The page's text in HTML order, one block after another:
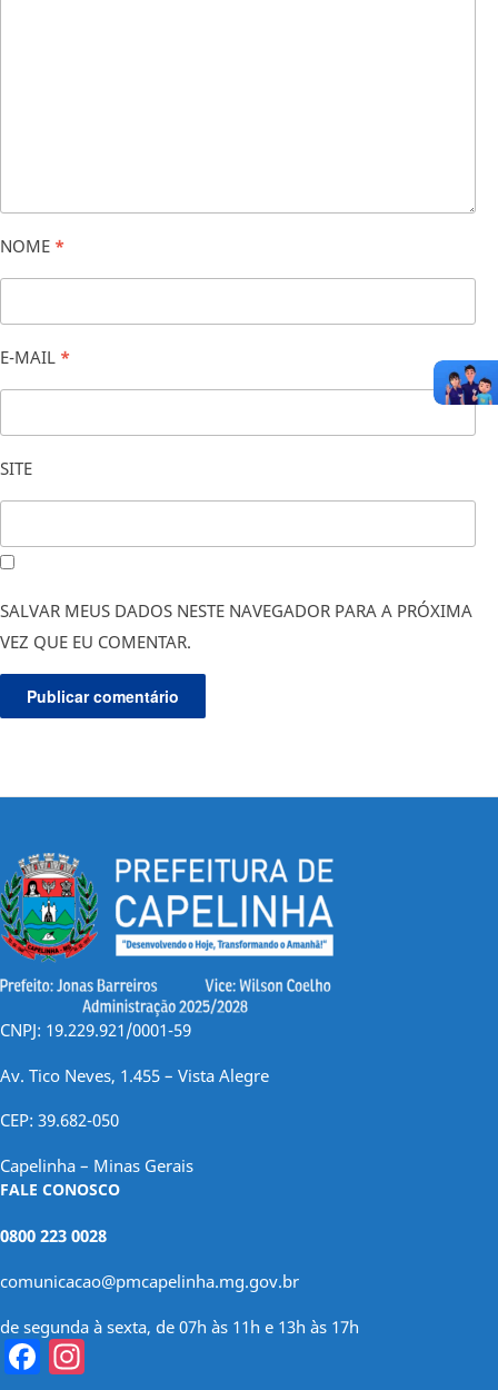
NOME *
E-MAIL *
SITE
SALVAR MEUS DADOS NESTE NAVEGADOR PARA A PRÓXIMA
VEZ QUE EU COMENTAR.
CNPJ: 19.229.921/0001-59
Av. Tico Neves, 1.455 – Vista Alegre
CEP: 39.682-050
Capelinha – Minas Gerais
FALE CONOSCO
0800 223 0028
comunicacao@pmcapelinha.mg.gov.br
de segunda à sexta, de 07h às 11h e 13h às 17h
Facebook